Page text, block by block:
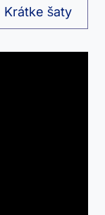
Krátke šaty